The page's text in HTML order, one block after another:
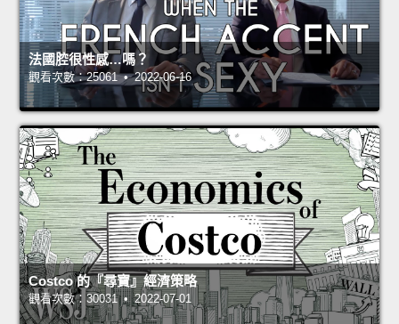
法國腔很性感…嗎？
觀看次數：25061 • 2022-06-16
Costco 的『尋寶』經濟策略
觀看次數：30031 • 2022-07-01